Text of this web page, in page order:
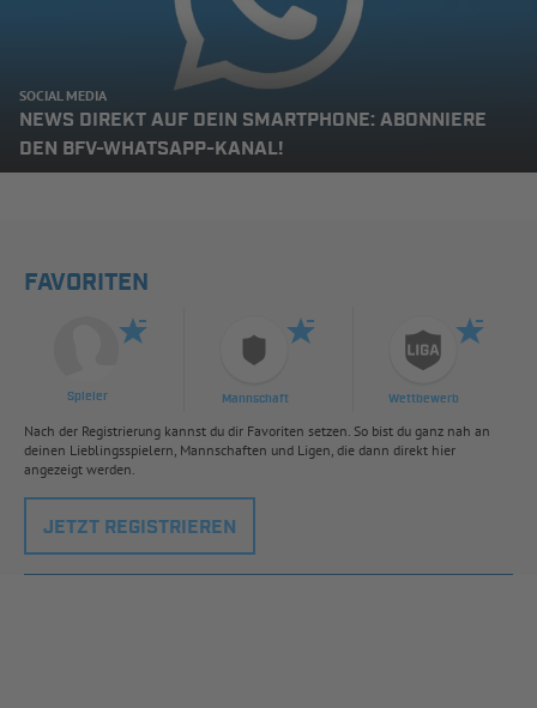
SOCIAL MEDIA
NEWS DIREKT AUF DEIN SMARTPHONE: ABONNIERE
DEN BFV-WHATSAPP-KANAL!
FAVORITEN
Spieler Mannschaft Wettbewerb
Nach der Registrierung kannst du dir Favoriten setzen. So bist du ganz nah an
deinen Lieblingsspielern, Mannschaften und Ligen, die dann direkt hier
angezeigt werden.
JETZT REGISTRIEREN